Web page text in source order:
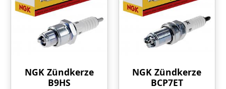
NGK Zündkerze
B9HS
NGK Zündkerze
BCP7ET